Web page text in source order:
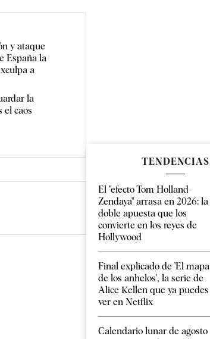
y ataque
España la
a
la
el caos
TENDENCIAS
El "efecto Tom Holland-
Zendaya" arrasa en 2026: la
doble apuesta que los
convierte en los reyes de
Hollywood
Final explicado de 'El mapa
de los anhelos', la serie de
Alice Kellen que ya puedes
ver en Netflix
Calendario lunar de agosto